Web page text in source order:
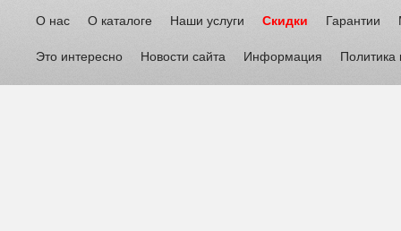
О нас О каталоге Наши услуги Скидки Гарантии
Это интересно Новости сайта Информация Политика